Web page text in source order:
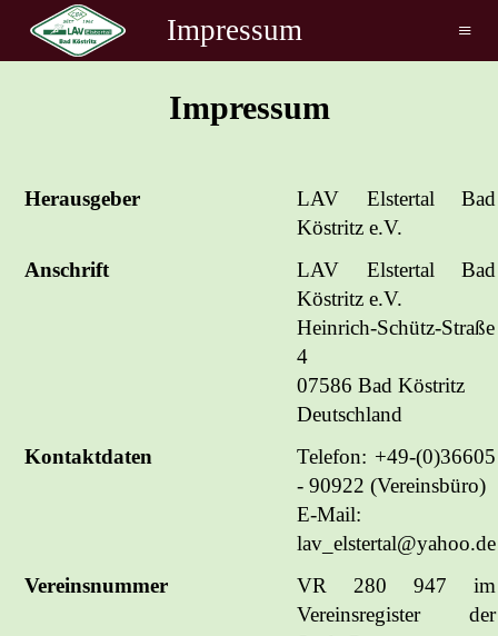
Impressum ≡
Impressum
Herausgeber
LAV Elstertal Bad
Köstritz e.V.
Anschrift
LAV Elstertal Bad
Köstritz e.V.
Heinrich-Schütz-Straße
4
07586 Bad Köstritz
Deutschland
Kontaktdaten
Telefon: +49-(0)36605
- 90922 (Vereinsbüro)
E-Mail:
lav_elstertal@yahoo.de
Vereinsnummer
VR 280 947 im
Vereinsregister der